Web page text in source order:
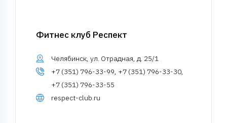
Фитнес клуб Респект
Челябинск, ул. Отрадная, д. 25/1
+7 (351) 796-33-99, +7 (351) 796-33-30,
+7 (351) 796-33-55
respect-club.ru